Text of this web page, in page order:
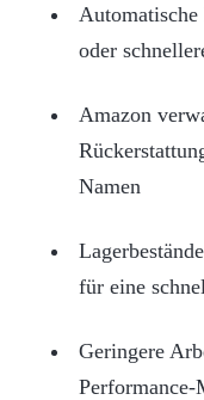
oder
Amazon
Namen
für eine
Geringere
Performance-